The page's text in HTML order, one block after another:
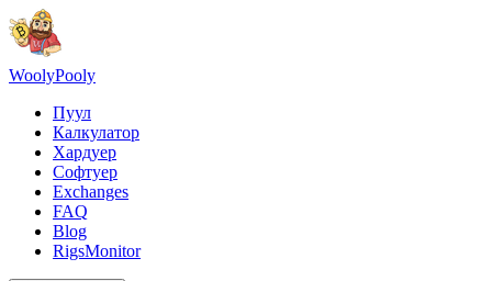
WoolyPooly
Пуул
Калкулатор
Хардуер
Софтуер
Exchanges
FAQ
Blog
RigsMonitor